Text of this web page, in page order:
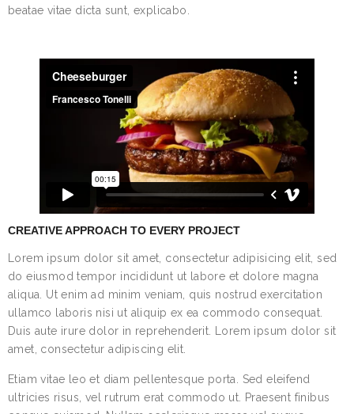
beatae vitae dicta sunt, explicabo.
CREATIVE APPROACH TO EVERY PROJECT
Lorem ipsum dolor sit amet, consectetur adipisicing elit, sed
do eiusmod tempor incididunt ut labore et dolore magna
aliqua. Ut enim ad minim veniam, quis nostrud exercitation
ullamco laboris nisi ut aliquip ex ea commodo consequat.
Duis aute irure dolor in reprehenderit. Lorem ipsum dolor sit
amet, consectetur adipiscing elit.
Etiam vitae leo et diam pellentesque porta. Sed eleifend
ultricies risus, vel rutrum erat commodo ut. Praesent finibus